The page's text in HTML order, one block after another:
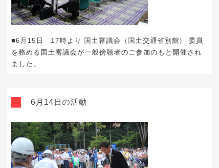
■6月15日 17時より 国土審議会（国土交通省別館） 委員
を務める国土審議会が一般傍聴者のご参加のもと開催され
ました。
6月14日の活動